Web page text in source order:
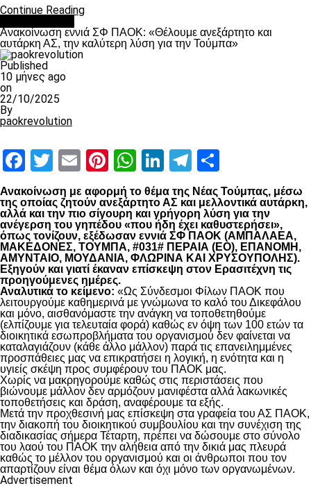
Continue Reading
Ανακοίνωση εννιά ΣΦ ΠΑΟΚ: «Θέλουμε ανεξάρτητο και
αυτάρκη ΑΣ, την καλύτερη λύση για την Τούμπα»
Published
10 μήνες ago
on
22/10/2025
By
paokrevolution
Facebook
Twitter
EmailPinterest
WhatsApp
LinkedIn
Telegram
Ανακοίνωση με αφορμή το θέμα της Νέας Τούμπας, μέσω
της οποίας ζητούν ανεξάρτητο ΑΣ και μελλοντικά αυτάρκη,
αλλά και την πιο σίγουρη και γρήγορη λύση για την
ανέγερση του γηπέδου «που ήδη έχει καθυστερήσει»,
όπως τονίζουν, εξέδωσαν εννιά ΣΦ ΠΑΟΚ (ΑΜΠΑΛΑΕΑ,
ΜΑΚΕΔΟΝΕΣ, ΤΟΥΜΠΑ, #031# ΠΕΡΑΙΑ (ΕΟ), ΕΠΑΝΟΜΗ,
ΑΜΥΝΤΑΙΟ, ΜΟΥΔΑΝΙΑ, ΦΛΩΡΙΝΑ ΚΑΙ ΧΡΥΣΟΥΠΟΛΗΣ).
Εξηγούν και γιατί έκαναν επίσκεψη στον Ερασιτέχνη τις
προηγούμενες ημέρες.
Αναλυτικά το κείμενο: «Ως Σύνδεσμοι Φίλων ΠΑΟΚ που
λειτουργούμε καθημερινά με γνώμωνα το καλό του Δικεφάλου
και μόνο, αισθανόμαστε την ανάγκη να τοποθετηθούμε
(ελπίζουμε για τελευταία φορά) καθώς εν όψη των 100 ετών τα
διοικητικά εσωπροβλήματα του οργανισμού δεν φαίνεται να
καταλαγιάζουν (κάθε άλλο μάλλον) παρά τις επανειλημμένες
προσπάθειες μας να επικρατήσει η λογική, η ενότητα και η
υγιείς σκέψη προς συμφέρουν του ΠΑΟΚ μας.
Χωρίς να μακρηγορούμε καθώς στις περιστάσεις που
βιώνουμε μάλλον δεν αρμόζουν μανιφέστα αλλά λακωνικές
τοποθετήσεις και δράση, αναφέρουμε τα εξής.
Μετά την προχθεσινή μας επίσκεψη στα γραφεία του ΑΣ ΠΑΟΚ,
την διακοπή του διοικητικού συμβουλίου και την συνέχιση της
διαδικασίας σήμερα Τέταρτη, πρέπει να δώσουμε στο σύνολο
του λαού του ΠΑΟΚ την αλήθεια από την δικιά μας πλευρά
καθώς το μέλλον του οργανισμού και οι άνθρωποι που τον
απαρτίζουν είναι θέμα όλων και όχι μόνο των οργανωμένων.
Advertisement